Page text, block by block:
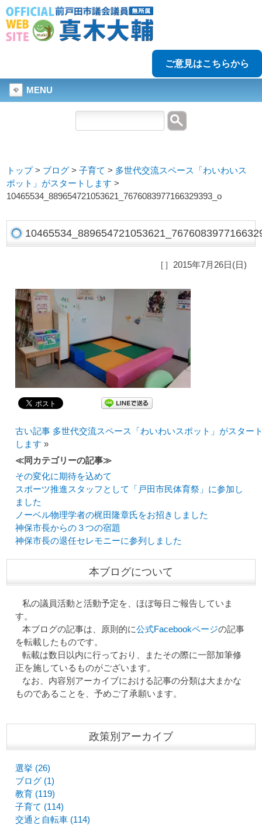
ご意見はこちらから
MENU
トップ> ブログ >子育て > 多世代交流スペース「わいわいス
ポット」がスタートします >
10465534_889654721053621_7676083977166329393_o
［］2015年7月26日(日)
古い記事 多世代交流スペース「わいわいスポット」がスター
します »
≪同カテゴリーの記事≫
その変化に期待を込めて
スポーツ推進スタッフとして「戸田市民体育祭」に参加し
ました
ノーベル物理学者の梶田隆章氏をお招きしました
神保市長からの３つの宿題
神保市長の退任セレモニーに参列しました
本ブログについて
私の議員活動と活動予定を、ほぼ毎日ご報告していま
す。
本ブログの記事は、原則的に公式Facebookページの記事
を転載したものです。
転載は数日以内に行っており、またその際に一部加筆修
正を施しているものがございます。
なお、内容別アーカイブにおける記事の分類は大まかな
ものであることを、予めご了承願います。
政策別アーカイブ
選挙 (26)
ブログ (1)
教育 (119)
子育て (114)
交通と自転車 (114)